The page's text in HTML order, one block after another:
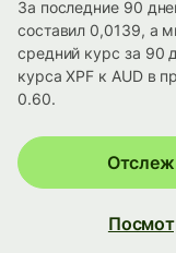
За последние 90
составил 0,0139, а
средний курс за 90
курса XPF к AUD в
0.60.